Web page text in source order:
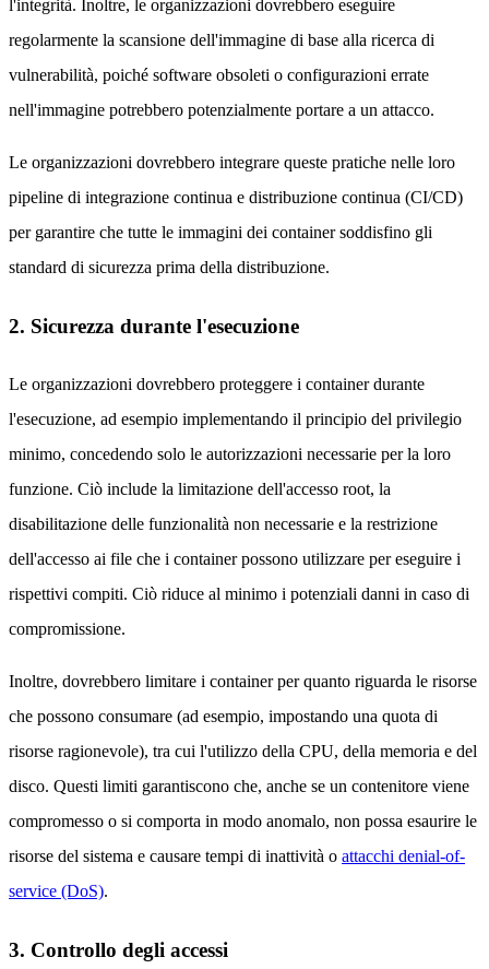
l'integrità. Inoltre, le organizzazioni dovrebbero eseguire
regolarmente la scansione dell'immagine di base alla ricerca di
vulnerabilità, poiché software obsoleti o configurazioni errate
nell'immagine potrebbero potenzialmente portare a un attacco.
Le organizzazioni dovrebbero integrare queste pratiche nelle loro
pipeline di integrazione continua e distribuzione continua (CI/CD)
per garantire che tutte le immagini dei container soddisfino gli
standard di sicurezza prima della distribuzione.
2. Sicurezza durante l'esecuzione
Le organizzazioni dovrebbero proteggere i container durante
l'esecuzione, ad esempio implementando il principio del privilegio
minimo, concedendo solo le autorizzazioni necessarie per la loro
funzione. Ciò include la limitazione dell'accesso root, la
disabilitazione delle funzionalità non necessarie e la restrizione
dell'accesso ai file che i container possono utilizzare per eseguire i
rispettivi compiti. Ciò riduce al minimo i potenziali danni in caso di
compromissione.
Inoltre, dovrebbero limitare i container per quanto riguarda le risorse
che possono consumare (ad esempio, impostando una quota di
risorse ragionevole), tra cui l'utilizzo della CPU, della memoria e del
disco. Questi limiti garantiscono che, anche se un contenitore viene
compromesso o si comporta in modo anomalo, non possa esaurire le
risorse del sistema e causare tempi di inattività o attacchi denial-of-
service (DoS).
3. Controllo degli accessi